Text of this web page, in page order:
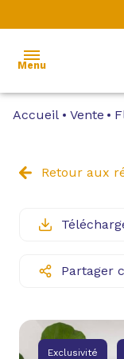
Menu
L’ÉQUIPE
LOCATIONS
GESTION
Accueil Vente
Retour aux
Partager
Exclusivité